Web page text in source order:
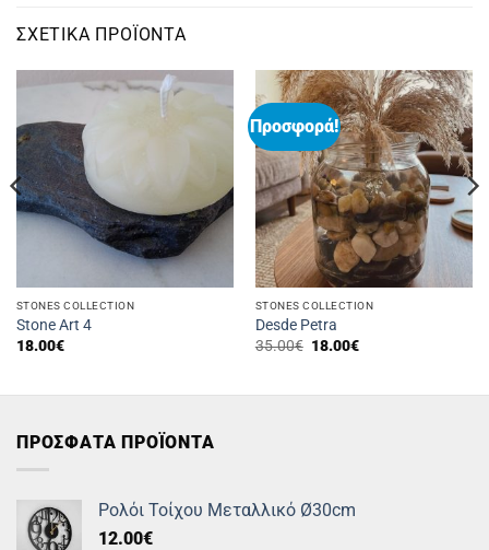
ΣΧΕΤΙΚΆ ΠΡΟΪΌΝΤΑ
STONES COLLECTION
Stone Art 4
18.00€
Προσφορά!
STONES COLLECTION
Desde Petra
35.00€ Original
18.00€Η
18.00€.
ΠΡΟΣΦΑΤΑ ΠΡΟΪΟΝΤΑ
Ρολόι Τοίχου Μεταλλικό Ø30cm
12.00€